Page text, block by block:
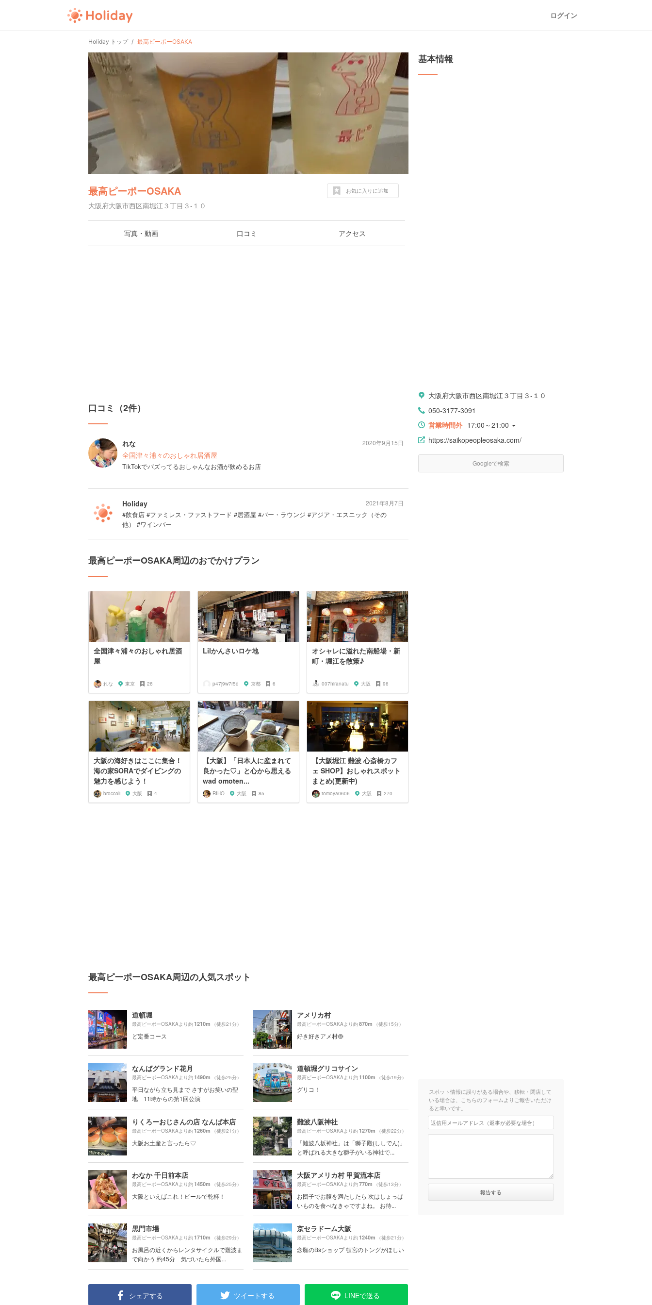
ログイン
Holiday トップ 最高ピーポーOSAKA
最高ピーポーOSAKA
大阪府大阪市西区南堀江３丁目３-１０
お気に入りに追加
写真・動画 口コミ アクセス
口コミ（2件）
れな
全国津々浦々のおしゃれ居酒屋
TikTokでバズってるおしゃんなお酒が飲めるお店
2020年9月15日
Holiday
#飲食店 #ファミレス・ファストフード #居酒屋 #バー・ラウンジ #アジア・エスニック（その
他） #ワインバー
2021年8月7日
最高ピーポーOSAKA周辺のおでかけプラン
全国津々浦々のおしゃれ居酒
屋
れな 東京 28
Lilかんさいロケ地
p47j9w7r5d 京都 6
オシャレに溢れた南船場・新
町・堀江を散策♪
007hiranatu 大阪 96
大阪の海好きはここに集合！
海の家SORAでダイビングの
魅力を感じよう！
broccoli 大阪 4
【大阪】「日本人に産まれて
良かった♡」と心から思える
wad omoten...
RIHO 大阪 85
【大阪堀江 難波 心斎橋カフ
ェ SHOP】おしゃれスポット
まとめ(更新中)
tomoya0606 大阪 270
最高ピーポーOSAKA周辺の人気スポット
道頓堀
最高ピーポーOSAKAより約1210m （徒歩21分）
ど定番コース
アメリカ村
最高ピーポーOSAKAより約870m （徒歩15分）
好き好きアメ村🍥
なんばグランド花月
最高ピーポーOSAKAより約1490m （徒歩25分）
平日ながら立ち見まで さすがお笑いの聖
地 11時からの第1回公演
道頓堀グリコサイン
最高ピーポーOSAKAより約1100m （徒歩19分）
グリコ！
りくろーおじさんの店 なんば本店
最高ピーポーOSAKAより約1260m （徒歩21分）
大阪お土産と言ったら♡
難波八阪神社
最高ピーポーOSAKAより約1270m （徒歩22分）
「難波八坂神社」は「獅子殿(ししでん)」
と呼ばれる大きな獅子がいる神社で...
わなか 千日前本店
最高ピーポーOSAKAより約1450m （徒歩25分）
大阪といえばこれ！ビールで乾杯！
大阪アメリカ村 甲賀流本店
最高ピーポーOSAKAより約770m （徒歩13分）
お団子でお腹を満たしたら 次はしょっぱ
いものを食べなきゃですよね。 お待...
黒門市場
最高ピーポーOSAKAより約1710m （徒歩29分）
お風呂の近くからレンタサイクルで難波ま
で向かう 約45分 気づいたら外国...
京セラドーム大阪
最高ピーポーOSAKAより約1240m （徒歩21分）
念願のBsショップ 頓宮のトングがほしい
シェアする ツイートする LINEで送る
基本情報
大阪府大阪市西区南堀江３丁目３-１０
050-3177-3091
営業時間外 17:00～21:00
https://saikopeopleosaka.com/
Googleで検索
スポット情報に誤りがある場合や、移転・閉店して
いる場合は、こちらのフォームよりご報告いただけ
ると幸いです。